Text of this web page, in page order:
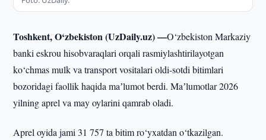
Toshkent, O‘zbekiston (UzDaily.uz) —O‘zbekiston Markaziy
banki eskrou hisobvaraqlari orqali rasmiylashtirilayotgan
ko‘chmas mulk va transport vositalari oldi-sotdi bitimlari
bozoridagi faollik haqida maʼlumot berdi. Maʼlumotlar 2026
yilning aprel va may oylarini qamrab oladi.
Aprel oyida jami 31 757 ta bitim ro‘yxatdan o‘tkazilgan.